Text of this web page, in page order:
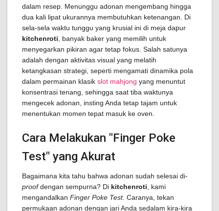
dalam resep. Menunggu adonan mengembang hingga
dua kali lipat ukurannya membutuhkan ketenangan. Di
sela-sela waktu tunggu yang krusial ini di meja dapur
kitchenroti , banyak baker yang memilih untuk
menyegarkan pikiran agar tetap fokus. Salah satunya
adalah dengan aktivitas visual yang melatih
ketangkasan strategi, seperti mengamati dinamika pola
dalam permainan klasik slot mahjong yang menuntut
konsentrasi tenang, sehingga saat tiba waktunya
mengecek adonan, insting Anda tetap tajam untuk
menentukan momen tepat masuk ke oven.
Cara Melakukan "Finger Poke
Test" yang Akurat
Bagaimana kita tahu bahwa adonan sudah selesai di-
proofdengan sempurna? Di kitchenroti , kami
mengandalkan Finger Poke Test. Caranya, tekan
permukaan adonan dengan jari Anda sedalam kira-kira